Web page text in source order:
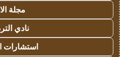
مجلة
نادي
استشارات